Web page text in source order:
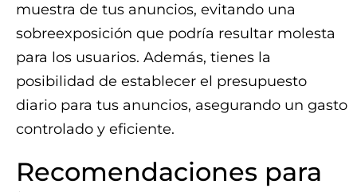
muestra de tus anuncios, evitando una
sobreexposición que podría resultar molesta
para los usuarios. Además, tienes la
posibilidad de establecer el presupuesto
diario para tus anuncios, asegurando un gasto
controlado y eficiente.
Recomendaciones para